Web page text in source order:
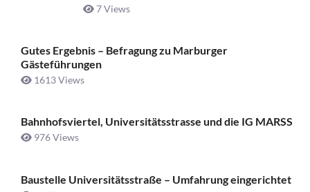
7 Views
Gutes Ergebnis – Befragung zu Marburger
Gästeführungen
1613 Views
Bahnhofsviertel, Universitätsstrasse und die IG MARSS
976 Views
Baustelle Universitätsstraße ­– Umfahrung eingerichtet